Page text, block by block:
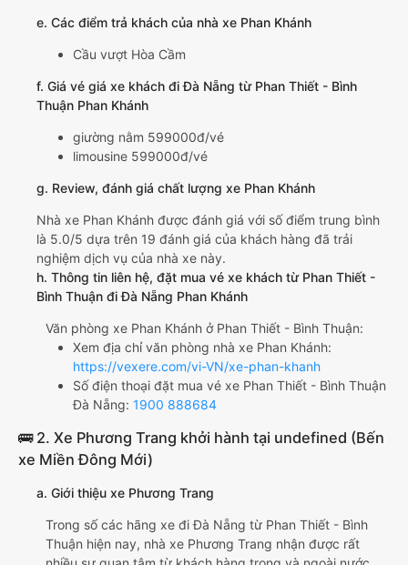
e. Các điểm trả khách của nhà xe Phan Khánh
Cầu vượt Hòa Cầm
f. Giá vé giá xe khách đi Đà Nẵng từ Phan Thiết - Bình
Thuận Phan Khánh
giường nằm 599000đ/vé
limousine 599000đ/vé
g. Review, đánh giá chất lượng xe Phan Khánh
Nhà xe Phan Khánh được đánh giá với số điểm trung bình
là 5.0/5 dựa trên 19 đánh giá của khách hàng đã trải
nghiệm dịch vụ của nhà xe này.
h. Thông tin liên hệ, đặt mua vé xe khách từ Phan Thiết -
Bình Thuận đi Đà Nẵng Phan Khánh
Văn phòng xe Phan Khánh ở Phan Thiết - Bình Thuận:
Xem địa chỉ văn phòng nhà xe Phan Khánh:
https://vexere.com/vi-VN/xe-phan-khanh
Số điện thoại đặt mua vé xe Phan Thiết - Bình Thuận
Đà Nẵng: 1900 888684
🚌 2. Xe Phương Trang khởi hành tại undefined (Bến
xe Miền Đông Mới)
a. Giới thiệu xe Phương Trang
Trong số các hãng xe đi Đà Nẵng từ Phan Thiết - Bình
Thuận hiện nay, nhà xe Phương Trang nhận được rất